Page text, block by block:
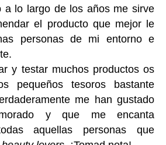
a lo largo de los años me sirve
el producto que mejor le
personas de mi entorno e
y testar muchos productos os
pequeños tesoros bastante
me han gustado
y que me encanta
aquellas personas que